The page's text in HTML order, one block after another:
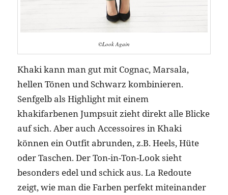
©Look Again
Khaki kann man gut mit Cognac, Marsala,
hellen Tönen und Schwarz kombinieren.
Senfgelb als Highlight mit einem
khakifarbenen Jumpsuit zieht direkt alle Blicke
auf sich. Aber auch Accessoires in Khaki
können ein Outfit abrunden, z.B. Heels, Hüte
oder Taschen. Der Ton-in-Ton-Look sieht
besonders edel und schick aus. La Redoute
zeigt, wie man die Farben perfekt miteinander